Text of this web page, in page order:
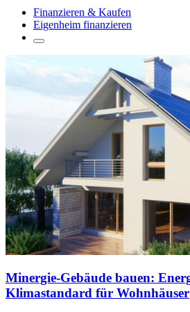
Finanzieren & Kaufen
Eigenheim finanzieren
Minergie-Gebäude bauen:
Klimastandard für Wohnhäuser